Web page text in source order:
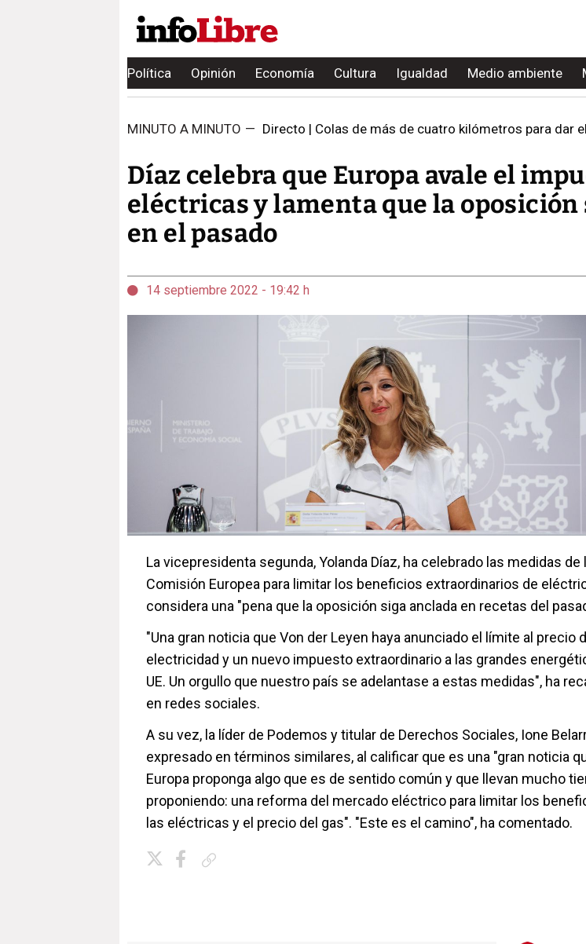
Política Opinión Economía Cultura Igualdad Medio ambiente
MINUTO A MINUTO — Directo | Colas de más de cuatro kilómetros para dar
Díaz celebra que Europa avale el
eléctricas y lamenta que la oposición
en el pasado
14 septiembre 2022 - 19:42 h
La vicepresidenta segunda, Yolanda Díaz, ha celebrado las medidas de
Comisión Europea para limitar los beneficios extraordinarios de
considera una "pena que la oposición siga anclada en recetas del
"Una gran noticia que Von der Leyen haya anunciado el límite al precio
electricidad y un nuevo impuesto extraordinario a las grandes
UE. Un orgullo que nuestro país se adelantase a estas medidas", ha
en redes sociales.
A su vez, la líder de Podemos y titular de Derechos Sociales, Ione
expresado en términos similares, al calificar que es una "gran noticia
Europa proponga algo que es de sentido común y que llevan mucho
proponiendo: una reforma del mercado eléctrico para limitar los
las eléctricas y el precio del gas". "Este es el camino", ha comentado.